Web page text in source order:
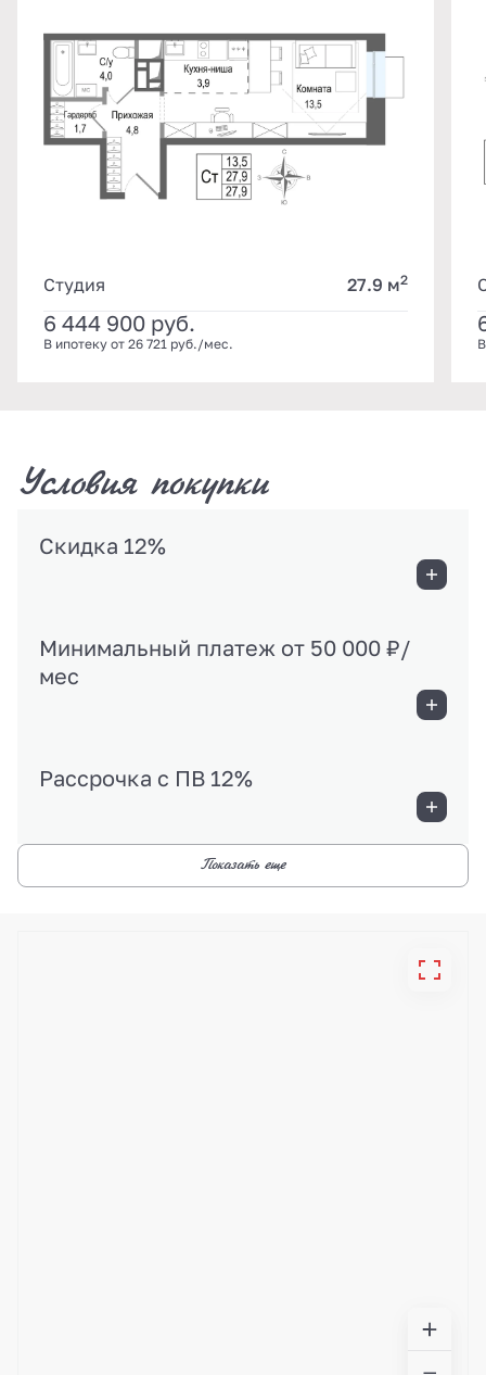
Студия 27.9 м2
6 444 900 руб.
В ипотеку от 26 721 руб./мес.
Условия покупки
Скидка 12%
Минимальный платеж от 50 000 ₽/
мес
Рассрочка с ПВ 12%
Показать еще